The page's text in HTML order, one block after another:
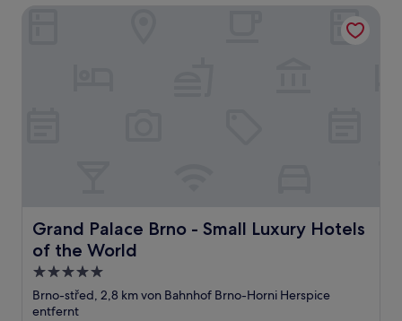
Grand Palace Brno - Small Luxury Hotels
of the World
Grand Palace Brno - Small Luxury Hotels of the World
5.0-
Sterne-
Unterkunft
Brno-střed, 2,8 km von Bahnhof Brno-Horni Herspice
entfernt
Grand Palace Brno - Small Luxury Hotels of the World